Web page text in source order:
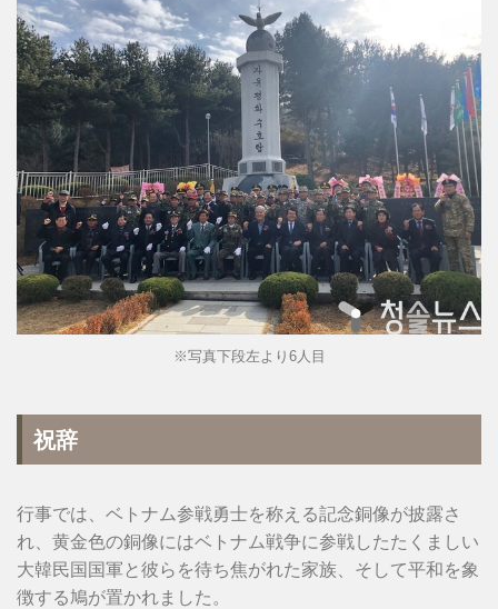
※写真下段左より6人目
祝辞
行事では、ベトナム参戦勇士を称える記念銅像が披露さ
れ、黄金色の銅像にはベトナム戦争に参戦したたくましい
大韓民国国軍と彼らを待ち焦がれた家族、そして平和を象
徴する鳩が置かれました。